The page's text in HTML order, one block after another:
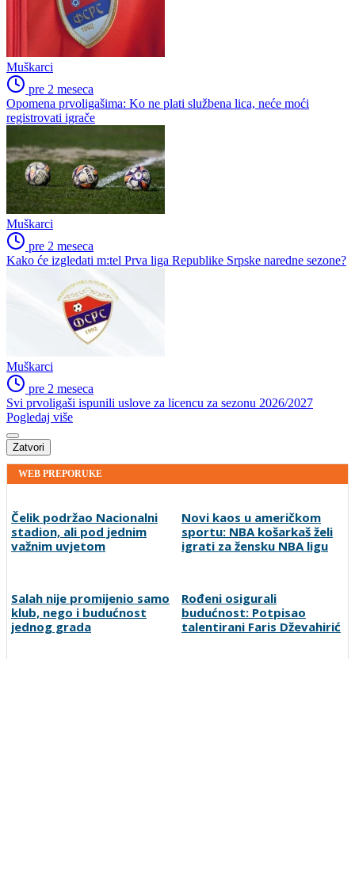
Muškarci
pre 2 meseca
Opomena prvoligašima: Ko ne plati službena lica, neće moći
registrovati igrače
Muškarci
pre 2 meseca
Kako će izgledati m:tel Prva liga Republike Srpske naredne sezone?
Muškarci
pre 2 meseca
Svi prvoligaši ispunili uslove za licencu za sezonu 2026/2027
Pogledaj više
Zatvori
WEB PREPORUKE
Čelik podržao Nacionalni
stadion, ali pod jednim
važnim uvjetom
Novi kaos u američkom
sportu: NBA košarkaš želi
igrati za žensku NBA ligu
Salah nije promijenio samo
klub, nego i budućnost
jednog grada
Rođeni osigurali
budućnost: Potpisao
talentirani Faris Dževahirić